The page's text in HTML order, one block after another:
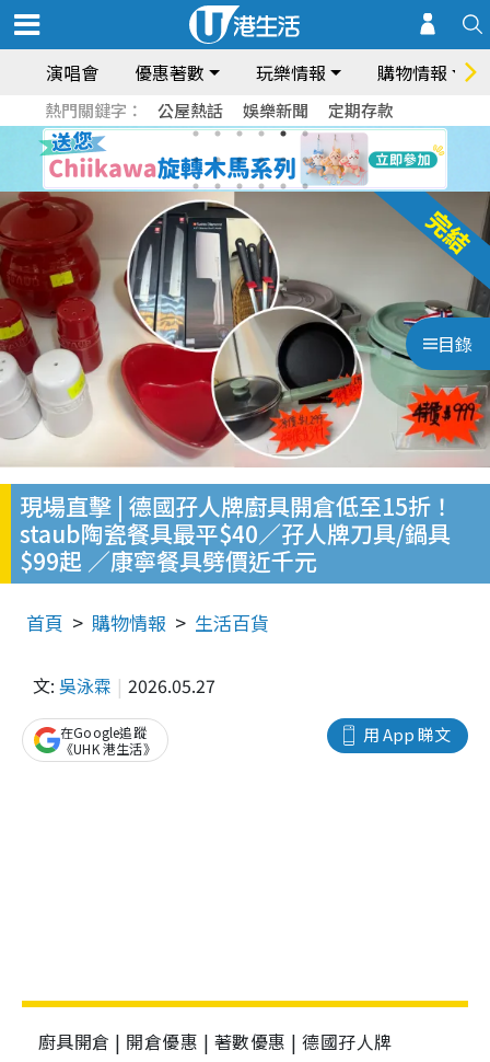
演唱會 優惠著數 玩樂情報 購物情報
熱門關鍵字： 公屋熱話 娛樂新聞 定期存款
目錄
現場直擊 | 德國孖人牌廚具開倉低至15折！
staub陶瓷餐具最平$40／孖人牌刀具/鍋具
$99起 ／康寧餐具劈價近千元
首頁 購物情報 生活百貨
文: 吳泳霖 2026.05.27
用 App 睇文
在Google追蹤
《UHK 港生活》
廚具開倉 | 開倉優惠 | 著數優惠 | 德國孖人牌